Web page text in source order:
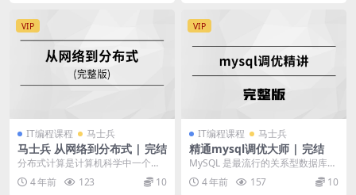
VIP
IT编程课程 马士兵
马士兵 从网络到分布式 | 完结
分布式计算是计算机科学中一个研
究方向，它研究如何把一个需要非
常巨大的计算能力才能...
4 年前 123 10
VIP
IT编程课程 马士兵
精通mysql调优大师 | 完结
MySQL 是最流行的关系型数据库管
理系统，在 WEB 应用方面 MySQL
是...4 年前 157 10